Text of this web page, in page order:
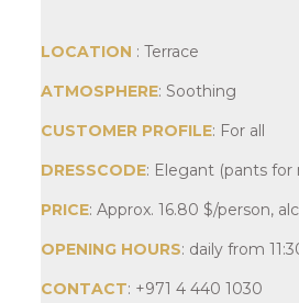
LOCATION : Terrace
ATMOSPHERE: Soothing
CUSTOMER PROFILE: For all
DRESSCODE: Elegant (pants for
PRICE: Approx.16.80 $/person,
OPENING HOURS: daily from
CONTACT: +971 4 440 1030